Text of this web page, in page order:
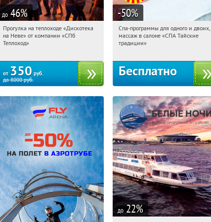
до 46%
14:13:13 Купили:14
Горьковская
Прогулка на теплоходе «Дискотека
на Неве» от компании «СПб
Теплоход»
от 350 руб.
до8000руб.
-50%
14:13:13 Получили:1678
Маяковская
Спа-программы для одного и двоих,
массаж в салоне «СПА Тайские
традиции»
Бесплатно
до 22%